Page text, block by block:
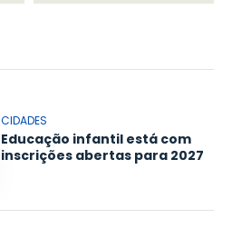
CIDADES
Educação infantil está com
inscrições abertas para 2027